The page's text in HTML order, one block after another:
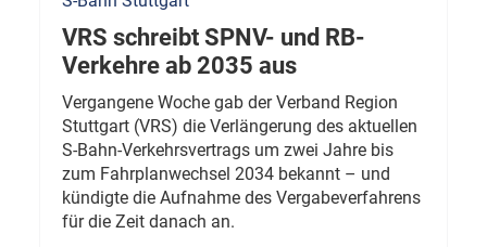
VRS schreibt SPNV- und RB-
Verkehre ab 2035 aus
Vergangene Woche gab der Verband Region
Stuttgart (VRS) die Verlängerung des aktuellen
S-Bahn-Verkehrsvertrags um zwei Jahre bis
zum Fahrplanwechsel 2034 bekannt – und
kündigte die Aufnahme des Vergabeverfahrens
für die Zeit danach an.